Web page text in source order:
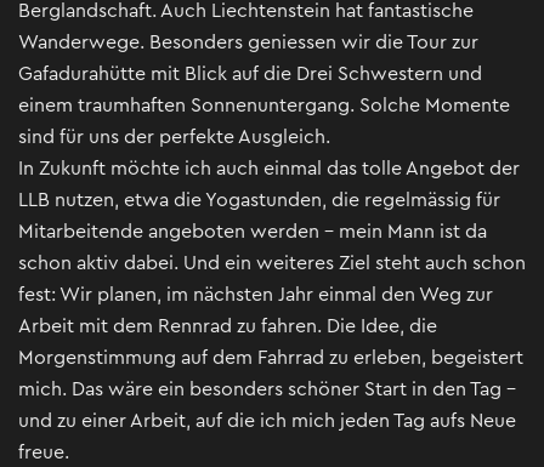
Berglandschaft. Auch Liechtenstein hat fantastische
Wanderwege. Besonders geniessen wir die Tour zur
Gafadurahütte mit Blick auf die Drei Schwestern und
einem traumhaften Sonnenuntergang. Solche Momente
sind für uns der perfekte Ausgleich.
In Zukunft möchte ich auch einmal das tolle Angebot der
LLB nutzen, etwa die Yogastunden, die regelmässig für
Mitarbeitende angeboten werden – mein Mann ist da
schon aktiv dabei. Und ein weiteres Ziel steht auch schon
fest: Wir planen, im nächsten Jahr einmal den Weg zur
Arbeit mit dem Rennrad zu fahren. Die Idee, die
Morgenstimmung auf dem Fahrrad zu erleben, begeistert
mich. Das wäre ein besonders schöner Start in den Tag –
und zu einer Arbeit, auf die ich mich jeden Tag aufs Neue
freue.